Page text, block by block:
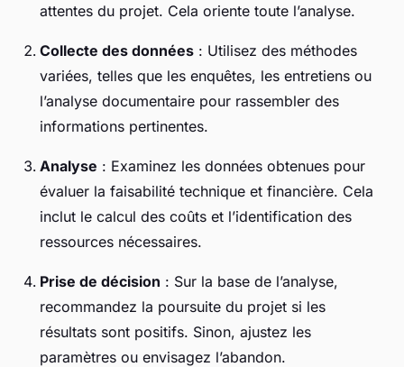
attentes du projet. Cela oriente toute l’analyse.
Collecte des données : Utilisez des méthodes
variées, telles que les enquêtes, les entretiens ou
l’analyse documentaire pour rassembler des
informations pertinentes.
Analyse : Examinez les données obtenues pour
évaluer la faisabilité technique et financière. Cela
inclut le calcul des coûts et l’identification des
ressources nécessaires.
Prise de décision : Sur la base de l’analyse,
recommandez la poursuite du projet si les
résultats sont positifs. Sinon, ajustez les
paramètres ou envisagez l’abandon.